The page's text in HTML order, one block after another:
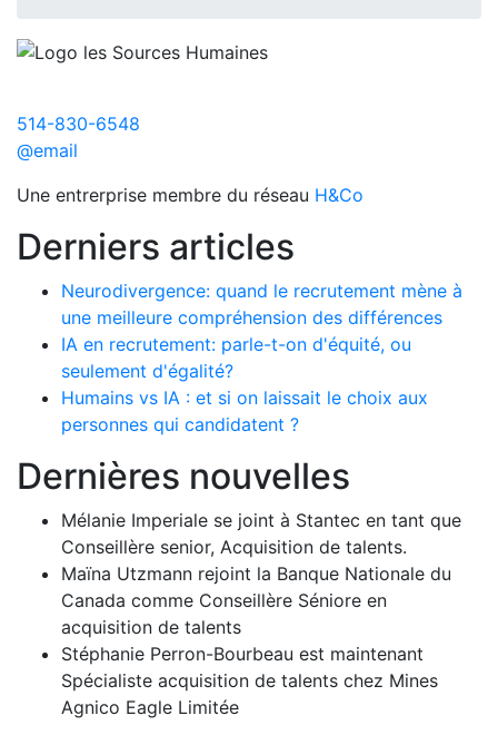
514-830-6548
@email
Une entrerprise membre du réseau H&Co
Derniers articles
Neurodivergence: quand le recrutement mène à
une meilleure compréhension des différences
IA en recrutement: parle-t-on d'équité, ou
seulement d'égalité?
Humains vs IA : et si on laissait le choix aux
personnes qui candidatent ?
Dernières nouvelles
Mélanie Imperiale se joint à Stantec en tant que
Conseillère senior, Acquisition de talents.
Maïna Utzmann rejoint la Banque Nationale du
Canada comme Conseillère Séniore en
acquisition de talents
Stéphanie Perron-Bourbeau est maintenant
Spécialiste acquisition de talents chez Mines
Agnico Eagle Limitée